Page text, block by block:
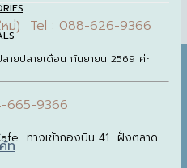
ท
หม่) Tel : 088-626-9366
ยปลายเดือน กันยายน 2569 ค่ะ
665-9366
ทางเข้ากองบิน 41 ฝั่งตลาด